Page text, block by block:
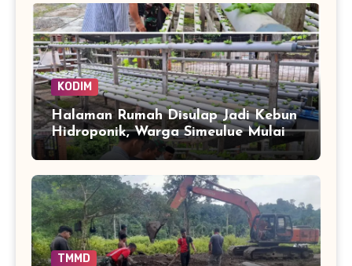
KODIM
Halaman Rumah Disulap Jadi Kebun
Hidroponik, Warga Simeulue Mulai
Panen Peluang
TMMD